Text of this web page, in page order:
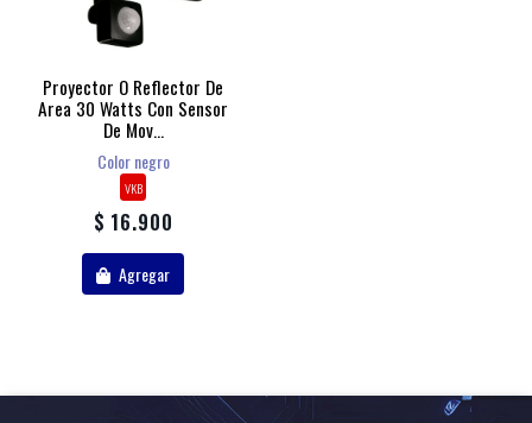
Proyector O Reflector De
Area 30 Watts Con Sensor
De Mov...
Color negro
VKB
$ 16.900
Agregar